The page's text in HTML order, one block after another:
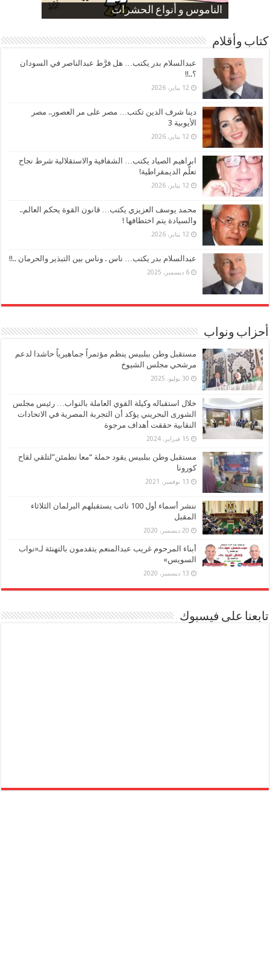
الناموس و أنواع الحشرات
الموظفين بعد ارتفاع الأسعار
ارتفاع نسبة الطلاق في مصر
صورة كاركاتيرية
صورة كاركاتيرية
كتاب وأقلام
عبدالسلام بدر يكتب… هل فرَّط عبدالناصر في السودان
؟..!!
12 يناير، 2026
دينا شرف الدين تكتب… مصر على مر العصور.. مصر
الأيوبية 3
12 يناير، 2026
ابراهيم الصياد يكتب… الشفافية والاستقلالية شرط نجاح
تعلُّم الديمقراطية!
12 يناير، 2026
محمد يوسف العزيزي يكتب… قانون القوة يحكم العالم..
والسيادة يتم اختطافها !
12 يناير، 2026
عبدالسلام بدر يكتب… ناس . وناس بين التبذير والحرمان ..!!
6 ديسمبر، 2025
أحزاب ونواب
مستقبل وطن ببلبيس ينظم مؤتمراً جماهيرياً حاشدا لدعم
مرشحي مجلس الشيوخ
30 يوليو، 2025
خلال استقباله وكيلة القوي العاملة بالنواب… رئيس مجلس
الشورى البحريني يؤكد أن التجربة المصرية في الاتحادات
النقابية حققت أهداف مرجوة
15 فبراير، 2024
مستقبل وطن ببلبيس يقود حملة “معا نطمئن”لتلقي لقاح
كورونا
13 نوفمبر، 2021
ننشر أسماء أول 100 نائب يستقبلهم البرلمان الثلاثاء
المقبل
20 ديسمبر، 2020
أبناء المرحوم غريب عبدالمنعم يتقدمون بالتهنئة لـ«نواب
السويس»
13 ديسمبر، 2020
تابعنا على فيسبوك